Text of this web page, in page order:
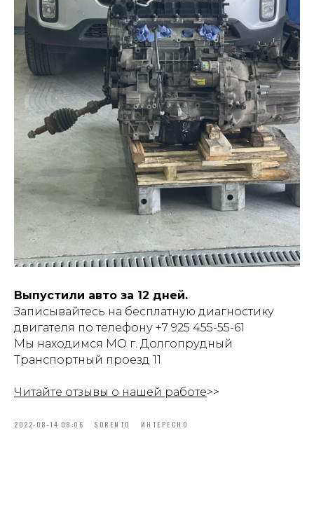
Выпустили авто за 12 дней.
Записывайтесь на бесплатную диагностику
двигателя по телефону +7 925 455-55-61
Мы находимся МО г. Долгопрудный
Транспортный проезд 11
Читайте отзывы о нашей работе>>
2022-08-14 08:06 SORENTO ИНТЕРЕСНО